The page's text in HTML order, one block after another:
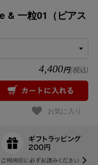
& 一粒01（ピアス
4,400円(税込)
お気に入り